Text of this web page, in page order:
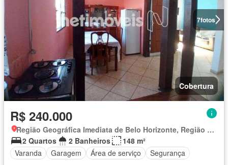
7fotos
Cobertura
R$ 240.000
Região Geográfica Imediata de Belo Horizonte, Região Metropolitana de Belo Horizonte
2 Quartos
2 Banheiros
148 m²
Varanda
Garagem Área de serviço Segurança